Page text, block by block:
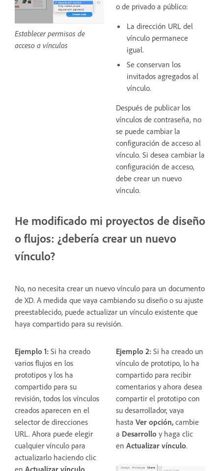
Establecer permisos de
acceso a vínculos
o de privado a público:
La dirección URL del
vínculo permanece
igual.
Se conservan los
invitados agregados al
vínculo.
Después de publicar los
vínculos de contraseña, no
se puede cambiar la
configuración de acceso al
vínculo. Si desea cambiar la
configuración de acceso,
debe crear un nuevo
vínculo.
He modificado mi proyectos de diseño
o flujos: ¿debería crear un nuevo
vínculo?
No, no necesita crear un nuevo vínculo para un documento
de XD. A medida que vaya cambiando su diseño o su ajuste
preestablecido, puede actualizar un vínculo existente que
haya compartido para su revisión.
Ejemplo 1: Si ha creado
varios flujos en los
prototipos y los ha
compartido para su
revisión, todos los vínculos
creados aparecen en el
selector de direcciones
URL. Ahora puede elegir
cualquier vínculo para
actualizarlo haciendo clic
en Actualizar vínculo
Ejemplo 2: Si ha creado un
vínculo de prototipo, lo ha
compartido para recibir
comentarios y ahora desea
compartir el prototipo con
su desarrollador, vaya
hasta Ver opción, cambie
a Desarrollo y haga clic
en Actualizar vínculo.